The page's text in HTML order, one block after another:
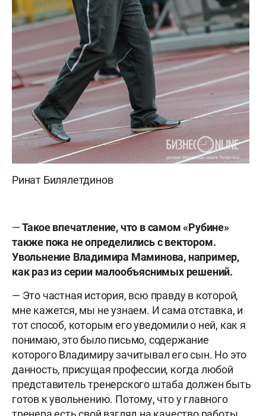
Ринат Билялетдинов
—Такое впечатление, что в самом «Рубине»
также пока не определились с вектором.
Увольнение Владимира Маминова, например,
как раз из серии малообъяснимых решений.
— Это частная история, всю правду в которой,
мне кажется, мы не узнаем. И сама отставка, и
тот способ, которым его уведомили о ней, как я
понимаю, это было письмо, содержание
которого Владимиру зачитывал его сын. Но это
данность, присущая профессии, когда любой
представитель тренерского штаба должен быть
готов к увольнению. Потому, что у главного